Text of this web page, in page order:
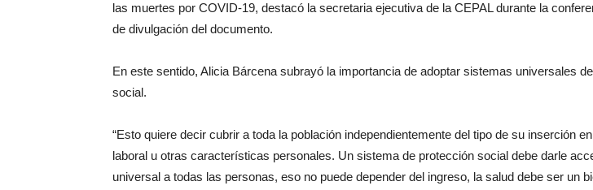
las muertes por COVID-19, destacó la secretaria ejecutiva de la CEPAL durante la
de divulgación del documento.
En este sentido, Alicia Bárcena subrayó la importancia de adoptar sistemas universales
social.
“Esto quiere decir cubrir a toda la población independientemente del tipo de su inserción
laboral u otras características personales. Un sistema de protección social debe darle
universal a todas las personas, eso no puede depender del ingreso, la salud debe ser un